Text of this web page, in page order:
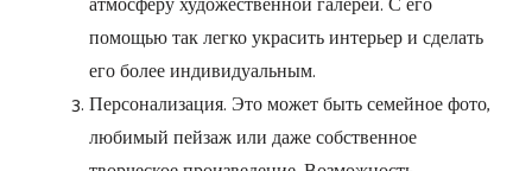
помощью так легко украсить интерьер и сделать
его более индивидуальным.
Персонализация. Это может быть семейное фото,
любимый пейзаж или даже собственное